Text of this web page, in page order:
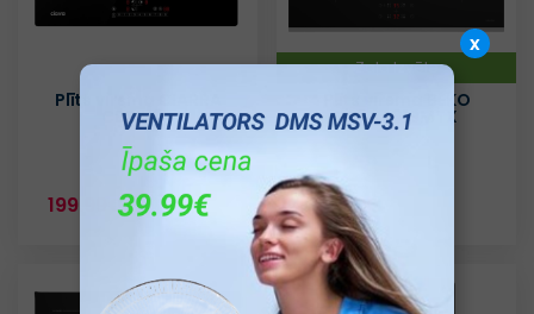
Plīts virsma CIARRA
CBBIH3B
199.99€
Zaļa Izvēle
Plīts virsma BEKO
HII64401SMTX
199.99€
x